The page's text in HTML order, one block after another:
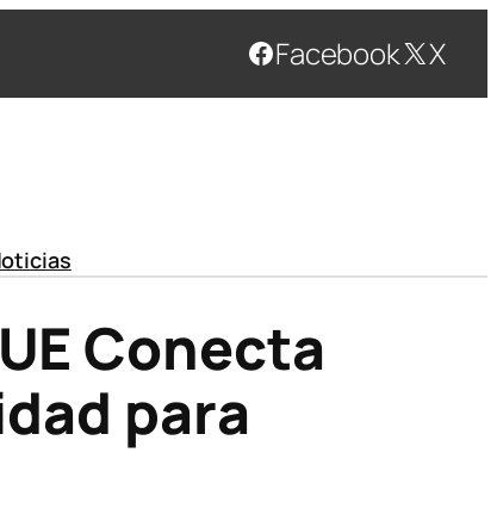
Facebook X
Conecta
para